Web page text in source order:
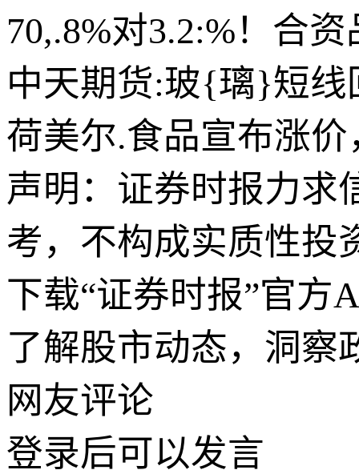
70,.8%对3.2:%！合
中天期货:玻{璃}短线
荷美尔.食品宣布涨
声明：证券时报力求
考，不构成实质性投
下载“证券时报”官方
了解股市动态，洞察
网友评论
登录后可以发言